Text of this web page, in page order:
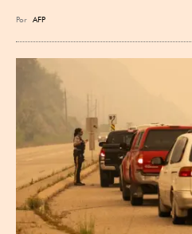
Por AFP